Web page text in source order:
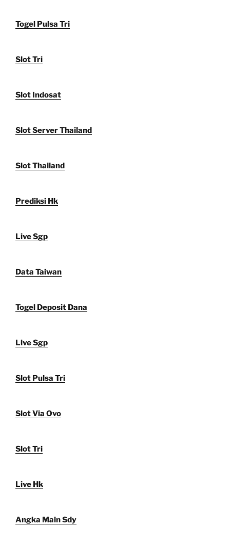
Togel Pulsa Tri
Slot Tri
Slot Indosat
Slot Server Thailand
Slot Thailand
Prediksi Hk
Live Sgp
Data Taiwan
Togel Deposit Dana
Live Sgp
Slot Pulsa Tri
Slot Via Ovo
Slot Tri
Live Hk
Angka Main Sdy